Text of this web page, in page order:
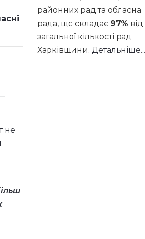
не
районних рад та обласна
рада, що складає 97% від
загальної кількості рад
Харківщини. Детальніше...